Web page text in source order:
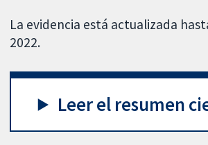
La evidencia está actualizada
2022.
Leer el resumen